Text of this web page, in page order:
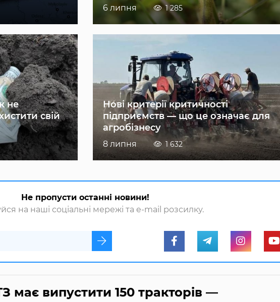
6 липня 1 285
не
свій
Нові критерії критичності
підприємств — що це означає для
агробізнесу
8 липня 1 632
Не пропусти останні новини!
на наші соціальні мережі та e-mail розсилку.
має випустити 150 тракторів —